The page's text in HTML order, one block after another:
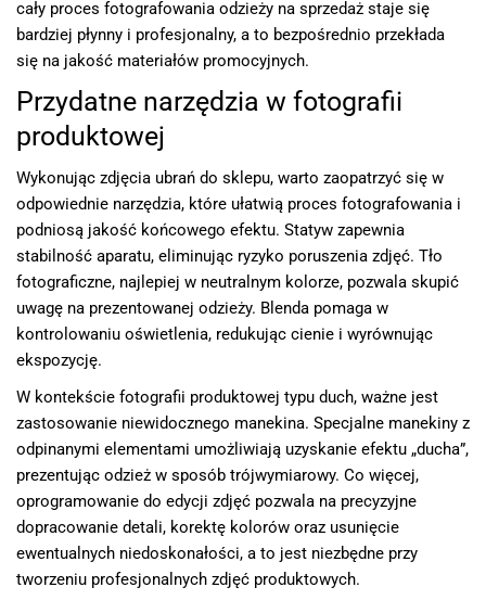
cały proces fotografowania odzieży na sprzedaż staje się
bardziej płynny i profesjonalny, a to bezpośrednio przekłada
się na jakość materiałów promocyjnych.
Przydatne narzędzia w fotografii
produktowej
Wykonując zdjęcia ubrań do sklepu, warto zaopatrzyć się w
odpowiednie narzędzia, które ułatwią proces fotografowania i
podniosą jakość końcowego efektu. Statyw zapewnia
stabilność aparatu, eliminując ryzyko poruszenia zdjęć. Tło
fotograficzne, najlepiej w neutralnym kolorze, pozwala skupić
uwagę na prezentowanej odzieży. Blenda pomaga w
kontrolowaniu oświetlenia, redukując cienie i wyrównując
ekspozycję.
W kontekście fotografii produktowej typu duch, ważne jest
zastosowanie niewidocznego manekina. Specjalne manekiny z
odpinanymi elementami umożliwiają uzyskanie efektu „ducha”,
prezentując odzież w sposób trójwymiarowy. Co więcej,
oprogramowanie do edycji zdjęć pozwala na precyzyjne
dopracowanie detali, korektę kolorów oraz usunięcie
ewentualnych niedoskonałości, a to jest niezbędne przy
tworzeniu profesjonalnych zdjęć produktowych.